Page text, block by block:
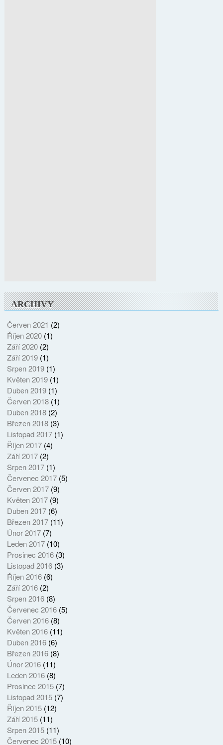
ARCHIVY
Červen 2021 (2)
Říjen 2020(1)
Září 2020(2)
Září 2019(1)
Srpen 2019(1)
Květen 2019(1)
Duben 2019(1)
Červen 2018(1)
Duben 2018(2)
Březen 2018(3)
Listopad 2017(1)
Říjen 2017(4)
Září 2017(2)
Srpen 2017(1)
Červenec 2017(5)
Červen 2017(9)
Květen 2017(9)
Duben 2017(6)
Březen 2017(11)
Únor 2017(7)
Leden 2017(10)
Prosinec 2016(3)
Listopad 2016(3)
Říjen 2016(6)
Září 2016(2)
Srpen 2016(8)
Červenec 2016(5)
Červen 2016(8)
Květen 2016(11)
Duben 2016(6)
Březen 2016(8)
Únor 2016(11)
Leden 2016(8)
Prosinec 2015(7)
Listopad 2015(7)
Říjen 2015(12)
Září 2015(11)
Srpen 2015(11)
Červenec 2015(10)